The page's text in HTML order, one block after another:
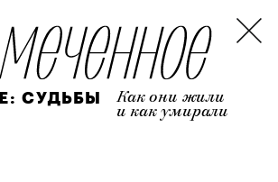
: СУДЬБЫ Как они жили
и как умирали